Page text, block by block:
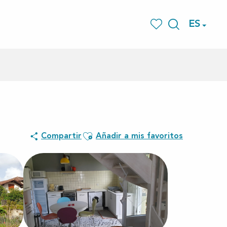
ES
Compartir Ajouter aux favoris
Añadir a mis favoritos